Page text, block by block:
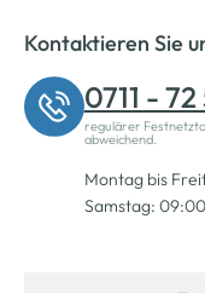
Kontaktieren Sie
0711 -
regulärer
abweichend.
Montag bis
Samstag: